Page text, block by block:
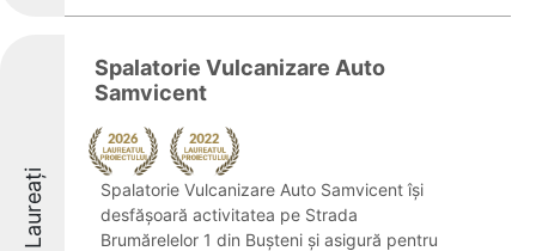
Laureați
Spalatorie Vulcanizare Auto
Samvicent
Spalatorie Vulcanizare Auto Samvicent își
desfășoară activitatea pe Strada
Brumărelelor 1 din Bușteni și asigură pentru